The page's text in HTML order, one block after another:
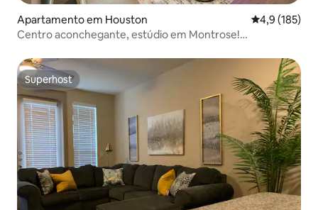
Apartamento em Houston Classificação
4,9 (185)
Centro aconchegante, estúdio em Montrose!
Superhost
Superhost